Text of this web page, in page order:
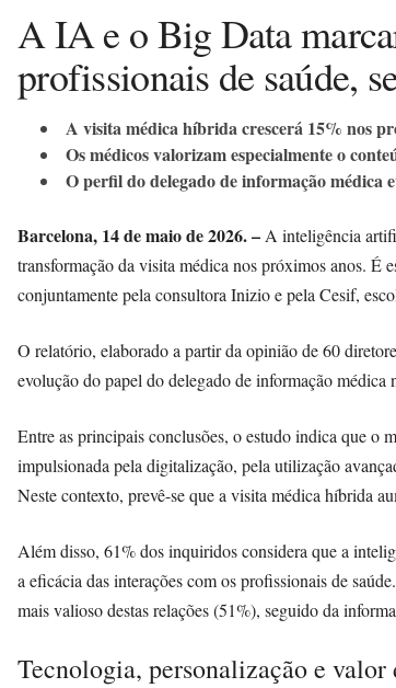
A IA e o Big Data
profissionais de saúde,
A visita médica híbrida crescerá 15% nos
Os médicos valorizam especialmente o
O perfil do delegado de informação médica
Barcelona, 14 de maio de 2026. –A inteligência
transformação da visita médica nos próximos anos. É
conjuntamente pela consultora Inizio e pela Cesif,
O relatório, elaborado a partir da opinião de 60
evolução do papel do delegado de informação
Entre as principais conclusões, o estudo indica que o
impulsionada pela digitalização, pela utilização
Neste contexto, prevê-se que a visita médica híbrida
Além disso, 61% dos inquiridos considera que a
a eficácia das interações com os profissionais de
mais valioso destas relações (51%), seguido da
Tecnologia, personalização e